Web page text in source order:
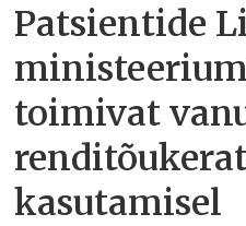
Patsientide
toimivat
kasutamisel